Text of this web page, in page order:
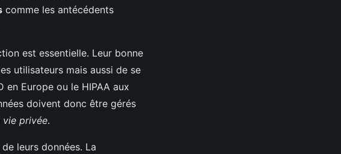
comme les antécédents
est essentielle. Leur bonne
utilisateurs mais aussi de se
Europe ou le HIPAA aux
doivent donc être gérés
vie privée.
leurs données. La